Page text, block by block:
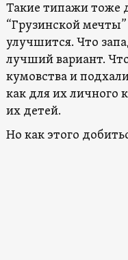
Такие типажи тоже
“Грузинской
улучшится. Что
лучший вариант.
кумовства и
как для их личного
их детей.
Но как этого